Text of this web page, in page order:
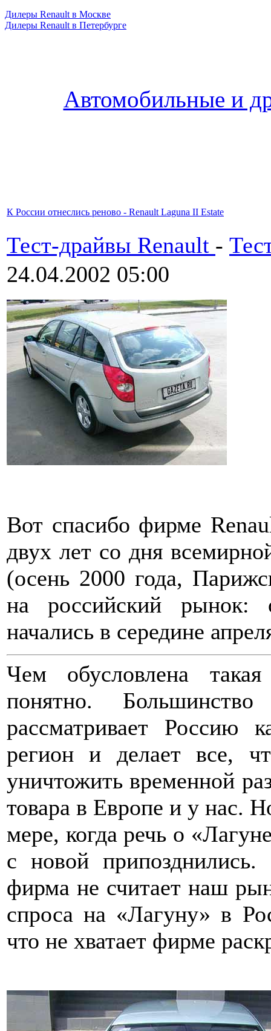
Дилеры Renault в Москве
Дилеры Renault в Петербурге
Автомобильные и
К России отнеслись реново - Renault Laguna II Estate
Тест-драйвы Renault -
24.04.2002 05:00
Вот спасибо фирме
двух лет со дня
(осень 2000 года,
на российский рынок:
начались в середине
Чем обусловлена
понятно. Большинство
рассматривает Россию
регион и делает все,
уничтожить временной
товара в Европе и у нас.
мере, когда речь о
с новой
фирма не считает наш
спроса на «Лагуну» в
что не хватает фирме